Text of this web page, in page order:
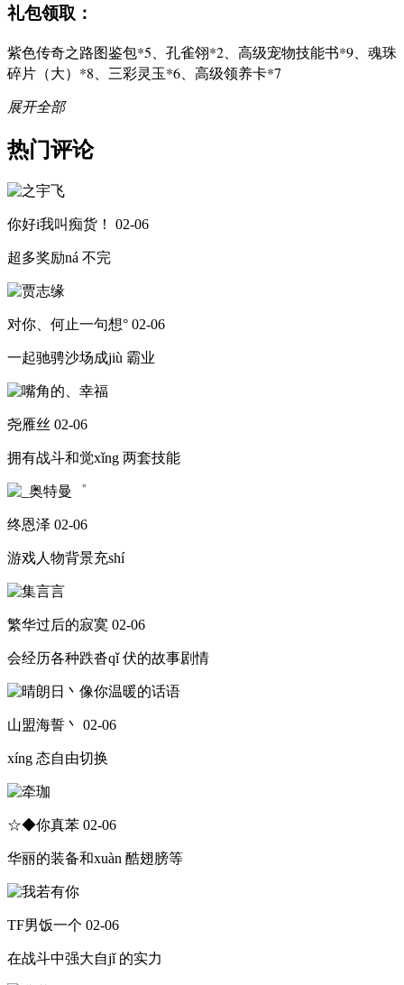
礼包领取：
紫色传奇之路图鉴包*5、孔雀翎*2、高级宠物技能书*9、魂珠
碎片（大）*8、三彩灵玉*6、高级领养卡*7
展开全部
热门评论
你好i我叫痴货！ 02-06
超多奖励ná 不完
对你、何止一句想° 02-06
一起驰骋沙场成jiù 霸业
尧雁丝 02-06
拥有战斗和觉xǐng 两套技能
终恩泽 02-06
游戏人物背景充shí
繁华过后的寂寞 02-06
会经历各种跌沓qǐ 伏的故事剧情
山盟海誓丶 02-06
xíng 态自由切换
☆◆你真苯 02-06
华丽的装备和xuàn 酷翅膀等
TF男饭一个 02-06
在战斗中强大自jǐ 的实力